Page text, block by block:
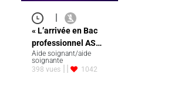
|
« L’arrivée en Bac
professionnel AS…
Aide soignant/aide
soignante
398 vues
1042